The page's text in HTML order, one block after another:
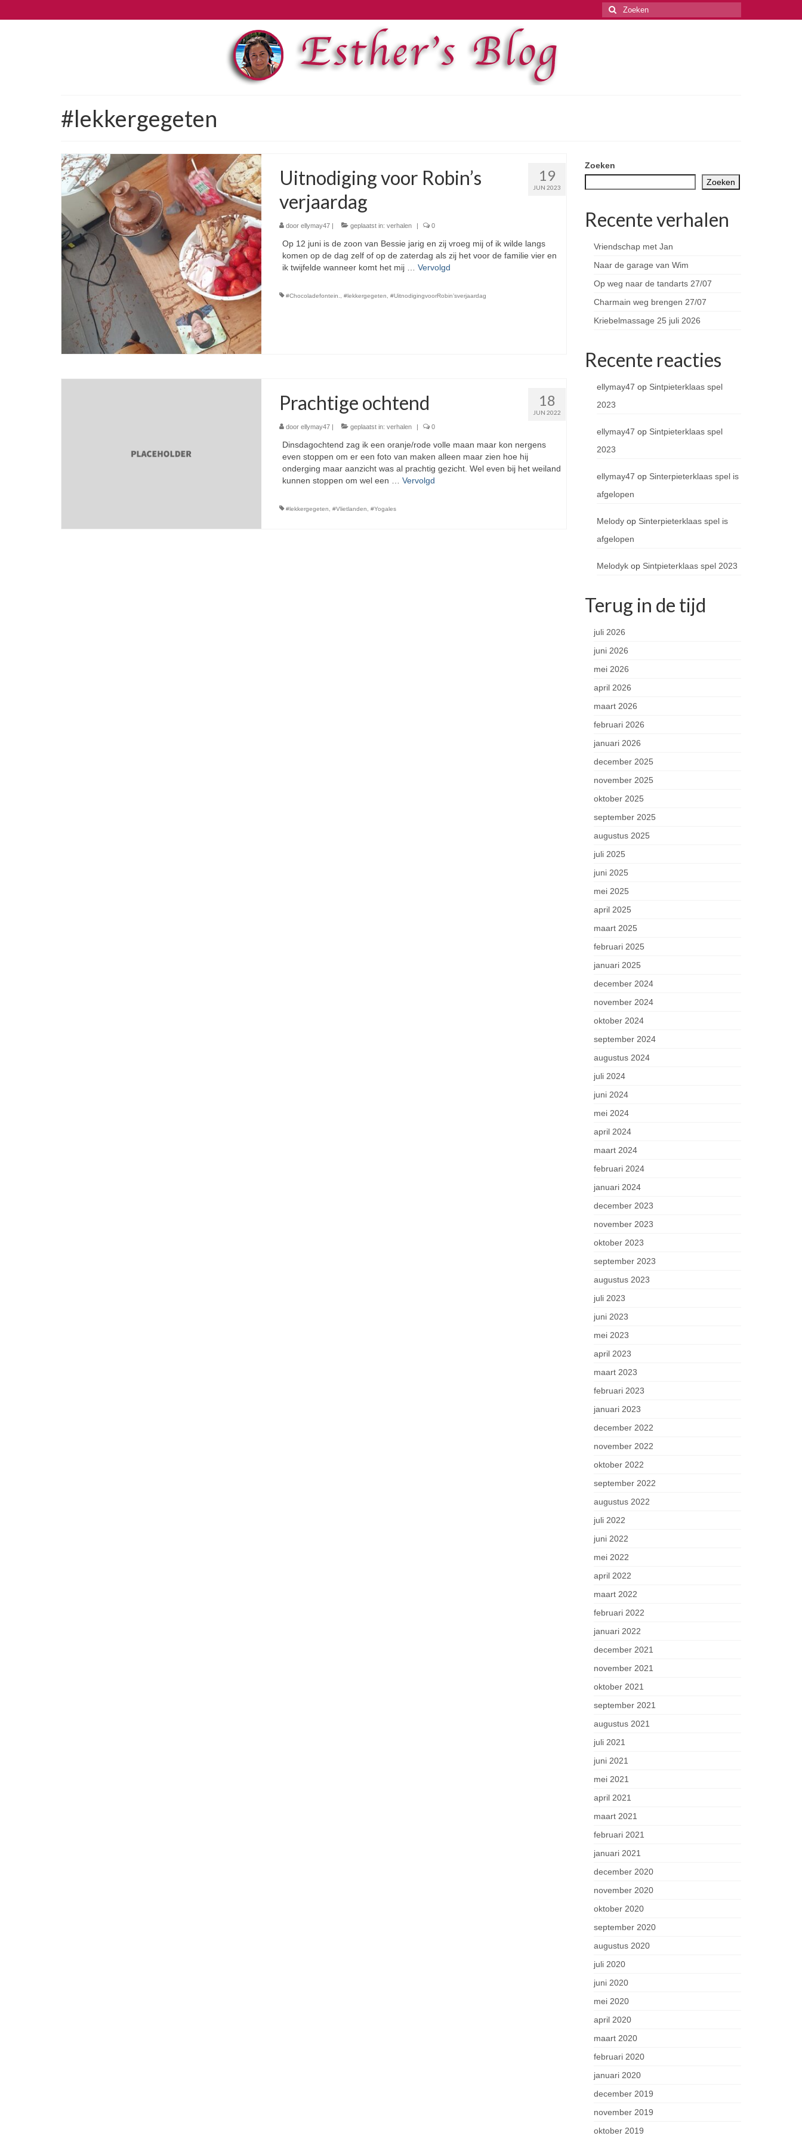
Zoeken
naar:
#lekkergegeten
19
JUN 2023
Uitnodiging voor Robin’s
verjaardag
door ellymay47| geplaatst in: verhalen | 0
Op 12 juni is de zoon van Bessie jarig en zij vroeg mij of ik wilde langs
komen op de dag zelf of op de zaterdag als zij het voor de familie vier en
ik twijfelde wanneer komt het mij … Vervolgd
#Chocoladefontein. #lekkergegeten #UitnodigingvoorRobin’sverjaardag
18
JUN 2022
Prachtige ochtend
door ellymay47| geplaatst in: verhalen | 0
Dinsdagochtend zag ik een oranje/rode volle maan maar kon nergens
even stoppen om er een foto van maken alleen maar zien hoe hij
onderging maar aanzicht was al prachtig gezicht. Wel even bij het weiland
kunnen stoppen om wel een … Vervolgd
#lekkergegeten #Vlietlanden #Yogales
Zoeken
Zoeken
Recente verhalen
Vriendschap met Jan
Naar de garage van Wim
Op weg naar de tandarts 27/07
Charmain weg brengen 27/07
Kriebelmassage 25 juli 2026
Recente reacties
ellymay47 op Sintpieterklaas spel
2023
ellymay47 op Sintpieterklaas spel
2023
ellymay47 op Sinterpieterklaas spel is
afgelopen
Melodyop Sinterpieterklaas spel is
afgelopen
Melodykop Sintpieterklaas spel 2023
Terug in de tijd
juli 2026
juni 2026
mei 2026
april 2026
maart 2026
februari 2026
januari 2026
december 2025
november 2025
oktober 2025
september 2025
augustus 2025
juli 2025
juni 2025
mei 2025
april 2025
maart 2025
februari 2025
januari 2025
december 2024
november 2024
oktober 2024
september 2024
augustus 2024
juli 2024
juni 2024
mei 2024
april 2024
maart 2024
februari 2024
januari 2024
december 2023
november 2023
oktober 2023
september 2023
augustus 2023
juli 2023
juni 2023
mei 2023
april 2023
maart 2023
februari 2023
januari 2023
december 2022
november 2022
oktober 2022
september 2022
augustus 2022
juli 2022
juni 2022
mei 2022
april 2022
maart 2022
februari 2022
januari 2022
december 2021
november 2021
oktober 2021
september 2021
augustus 2021
juli 2021
juni 2021
mei 2021
april 2021
maart 2021
februari 2021
januari 2021
december 2020
november 2020
oktober 2020
september 2020
augustus 2020
juli 2020
juni 2020
mei 2020
april 2020
maart 2020
februari 2020
januari 2020
december 2019
november 2019
oktober 2019